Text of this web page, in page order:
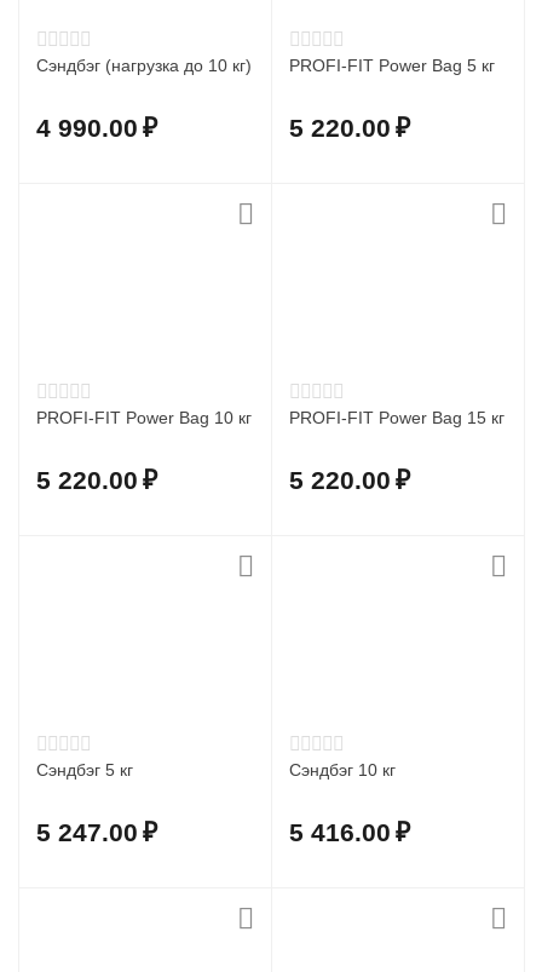
Сэндбэг (нагрузка до 10 кг)
4 990.00 ₽
PROFI-FIT Power Bag 5 кг
5 220.00 ₽
PROFI-FIT Power Bag 10 кг
5 220.00 ₽
PROFI-FIT Power Bag 15 кг
5 220.00 ₽
Сэндбэг 5 кг
5 247.00 ₽
Сэндбэг 10 кг
5 416.00 ₽